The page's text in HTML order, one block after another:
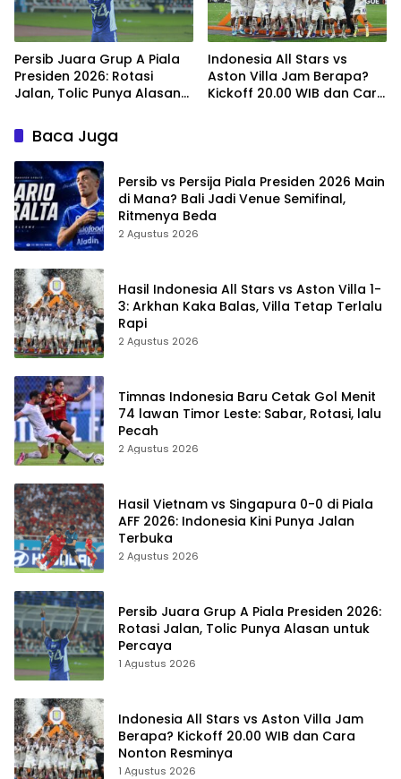
Persib Juara Grup A Piala
Presiden 2026: Rotasi
Jalan, Tolic Punya Alasan
Indonesia All Stars vs
Aston Villa Jam Berapa?
Kickoff 20.00 WIB dan Cara
Baca Juga
Persib vs Persija Piala Presiden 2026 Main
di Mana? Bali Jadi Venue Semifinal,
Ritmenya Beda
2 Agustus 2026
Hasil Indonesia All Stars vs Aston Villa 1-
3: Arkhan Kaka Balas, Villa Tetap Terlalu
Rapi
2 Agustus 2026
Timnas Indonesia Baru Cetak Gol Menit
74 lawan Timor Leste: Sabar, Rotasi, lalu
Pecah
2 Agustus 2026
Hasil Vietnam vs Singapura 0-0 di Piala
AFF 2026: Indonesia Kini Punya Jalan
Terbuka
2 Agustus 2026
Persib Juara Grup A Piala Presiden 2026:
Rotasi Jalan, Tolic Punya Alasan untuk
Percaya
1 Agustus 2026
Indonesia All Stars vs Aston Villa Jam
Berapa? Kickoff 20.00 WIB dan Cara
Nonton Resminya
1 Agustus 2026